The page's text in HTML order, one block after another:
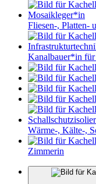
Fliesen-, Platten-
Kanalbauer*in
Wärme-, Kälte-,
Zimmerin